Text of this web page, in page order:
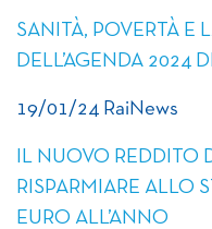
SANITÀ, POVERTÀ E
DELL’AGENDA 2024
19/01/24 RaiNews
IL NUOVO REDDITO
RISPARMIARE ALLO
EURO ALL’ANNO